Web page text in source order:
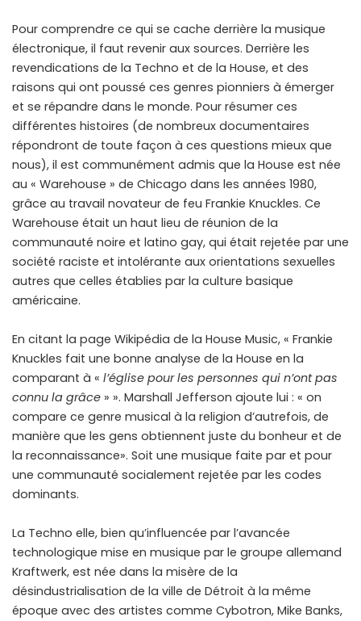
Pour comprendre ce qui se cache derrière la musique
électronique, il faut revenir aux sources. Derrière les
revendications de la Techno et de la House, et des
raisons qui ont poussé ces genres pionniers à émerger
et se répandre dans le monde. Pour résumer ces
différentes histoires (de nombreux documentaires
répondront de toute façon à ces questions mieux que
nous), il est communément admis que la House est née
au « Warehouse » de Chicago dans les années 1980,
grâce au travail novateur de feu Frankie Knuckles. Ce
Warehouse était un haut lieu de réunion de la
communauté noire et latino gay, qui était rejetée par une
société raciste et intolérante aux orientations sexuelles
autres que celles établies par la culture basique
américaine.
En citant la page Wikipédia de la House Music, « Frankie
Knuckles fait une bonne analyse de la House en la
comparant à « l’église pour les personnes qui n’ont pas
connu la grâce » ». Marshall Jefferson ajoute lui : « on
compare ce genre musical à la religion d’autrefois, de
manière que les gens obtiennent juste du bonheur et de
la reconnaissance». Soit une musique faite par et pour
une communauté socialement rejetée par les codes
dominants.
La Techno elle, bien qu’influencée par l’avancée
technologique mise en musique par le groupe allemand
Kraftwerk, est née dans la misère de la
désindustrialisation de la ville de Détroit à la même
époque avec des artistes comme Cybotron, Mike Banks,